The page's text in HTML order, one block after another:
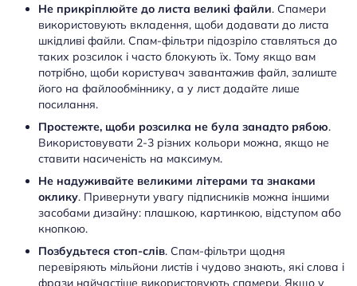
Не прикріплюйте до листа великі файли. Спамери
використовують вкладення, щоби додавати до листа
шкідливі файли. Спам-фільтри підозріло ставляться до
таких розсилок і часто блокують їх. Тому якщо вам
потрібно, щоби користувач завантажив файл, залиште
його на файлообміннику, а у лист додайте лише
посилання.
Простежте, щоби розсилка не була занадто рябою.
Використовувати 2-3 різних кольори можна, якщо не
ставити насиченість на максимум.
Не надуживайте великими літерами та знаками
оклику. Привернути увагу підписників можна іншими
засобами дизайну: плашкою, картинкою, відступом або
кнопкою.
Позбудьтеся стоп-слів. Спам-фільтри щодня
перевіряють мільйони листів і чудово знають, які слова і
фрази найчастіше використовують спамери. Якщо у